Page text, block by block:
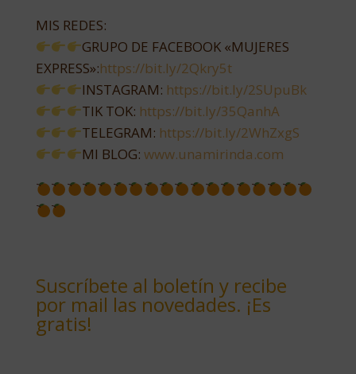
MIS REDES:
GRUPO DE FACEBOOK «MUJERES
EXPRESS»:https://bit.ly/2Qkry5t​​
INSTAGRAM: https://bit.ly/2SUpuBk​​
TIK TOK: https://bit.ly/35QanhA​​
TELEGRAM: https://bit.ly/2WhZxgS​​
MI BLOG: www.unamirinda.com​​
Suscríbete al boletín y recibe
por mail las novedades. ¡Es
gratis!